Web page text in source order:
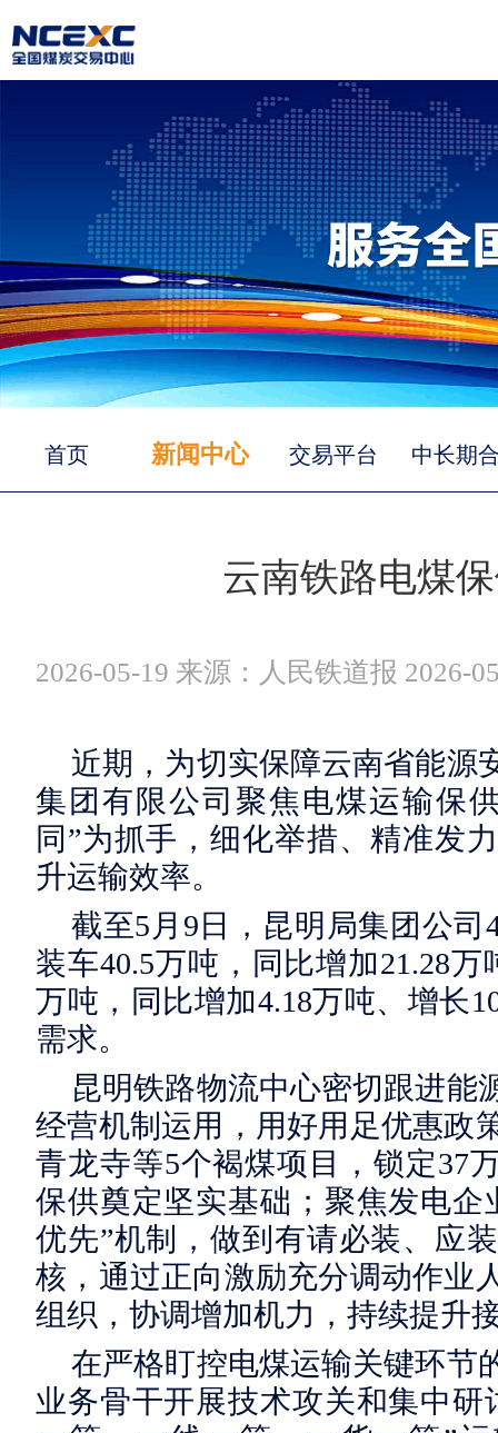
首页 新闻中心 交易平台 中长期
云南铁路电煤
2026-05-19 来源：人民铁道报 2026-
近期，为切实保障云南省能源
集团有限公司聚焦电煤运输保
同”为抓手，细化举措、精准发
升运输效率。
截至5月9日，昆明局集团公
装车40.5万吨，同比增加21.28
万吨，同比增加4.18万吨、增长
需求。
昆明铁路物流中心密切跟进能
经营机制运用，用好用足优惠政
青龙寺等5个褐煤项目，锁定37
保供奠定坚实基础；聚焦发电
优先”机制，做到有请必装、应
核，通过正向激励充分调动作业
组织，协调增加机力，持续提升
在严格盯控电煤运输关键环节
业务骨干开展技术攻关和集中